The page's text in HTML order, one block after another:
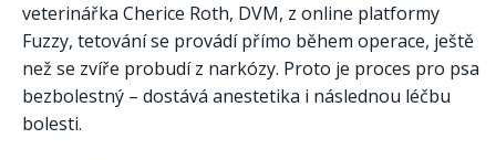
veterinářka Cherice Roth, DVM, z online platformy
Fuzzy, tetování se provádí přímo během operace, ještě
než se zvíře probudí z narkózy. Proto je proces pro psa
bezbolestný – dostává anestetika i následnou léčbu
bolesti.